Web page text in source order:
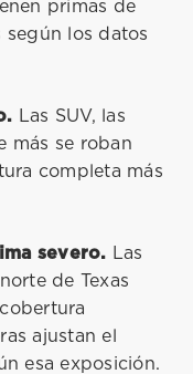
primas de
según los datos
Las SUV, las
más se roban
completa más
severo. Las
de Texas
ajustan el
esa exposición.